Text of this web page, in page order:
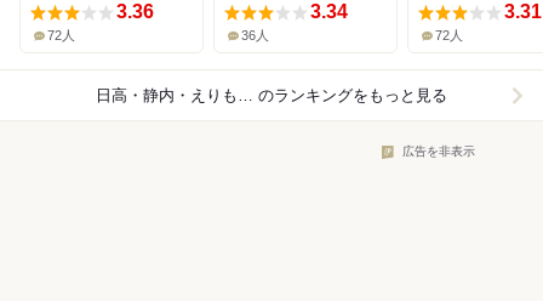
3.36
72人
3.34
36人
3.31
72人
日高・静内・えりも周辺×カフェ のランキングをもっと見る
広告を非表示